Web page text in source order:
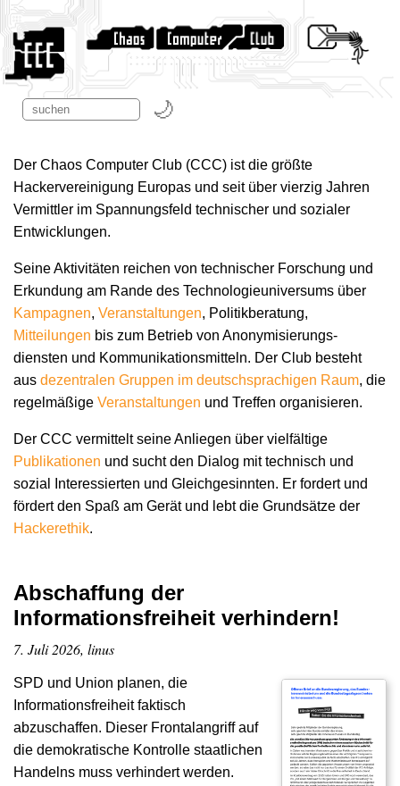
Der Chaos Computer Club (CCC) ist die größte
Hackervereinigung Europas und seit über vierzig Jahren
Vermittler im Spannungsfeld technischer und sozialer
Entwicklungen.
Seine Aktivitäten reichen von technischer Forschung und
Erkundung am Rande des Technologie­universums über
Kampagnen, Veranstaltungen, Politikberatung,
Mitteilungen bis zum Betrieb von Anonymisierungs­
diensten und Kommunikations­mitteln. Der Club besteht
aus dezentralen Gruppen im deutschsprachigen Raum, die
regelmäßige Veranstaltungen und Treffen organisieren.
Der CCC vermittelt seine Anliegen über vielfältige
Publikationen und sucht den Dialog mit technisch und
sozial Interessierten und Gleichgesinnten. Er fordert und
fördert den Spaß am Gerät und lebt die Grundsätze der
Hacker­ethik.
Abschaffung der
Informationsfreiheit verhindern!
7. Juli 2026, linus
SPD und Union planen, die
Informationsfreiheit faktisch
abzuschaffen. Dieser Frontalangriff auf
die demokratische Kontrolle staatlichen
Handelns muss verhindert werden.